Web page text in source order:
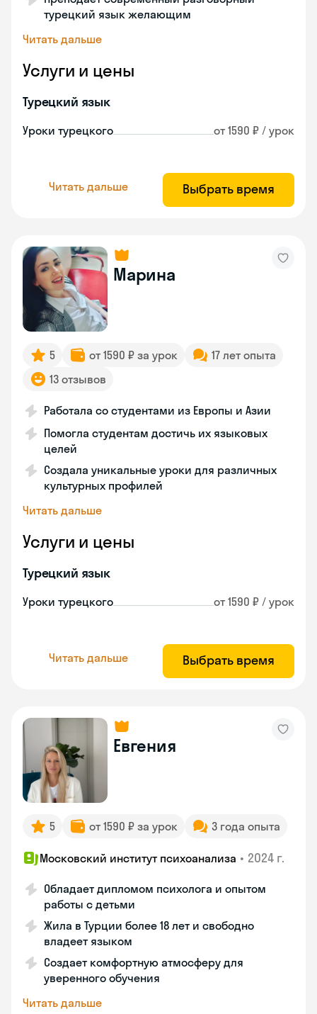
турецкий язык желающим
Читать дальше
Услуги и цены
Турецкий язык
Уроки турецкого от 1590 ₽ / урок
Читать дальше Выбрать время
Марина
5 от 1590 ₽ за урок
17 лет опыта
13 отзывов
Работала со студентами из Европы и Азии
Помогла студентам достичь их языковых
целей
Создала уникальные уроки для различных
культурных профилей
Читать дальше
Услуги и цены
Турецкий язык
Уроки турецкого от 1590 ₽ / урок
Читать дальше Выбрать время
Евгения
5 от 1590 ₽ за урок 3 года опыта
Московский институт психоанализа • 2024 г.
Обладает дипломом психолога и опытом
работы с детьми
Жила в Турции более 18 лет и свободно
владеет языком
Создает комфортную атмосферу для
уверенного обучения
Читать дальше